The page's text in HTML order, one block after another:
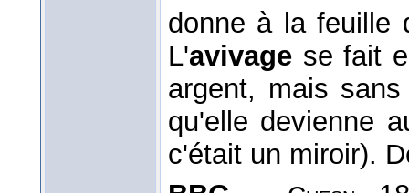
donne à la feuille
L'avivage se fait
argent, mais
qu'elle devienne
c'était un miroir).